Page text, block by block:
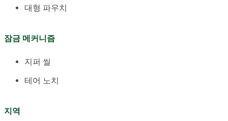
대형 파우치
잠금 메커니즘
지퍼 씰
테어 노치
지역